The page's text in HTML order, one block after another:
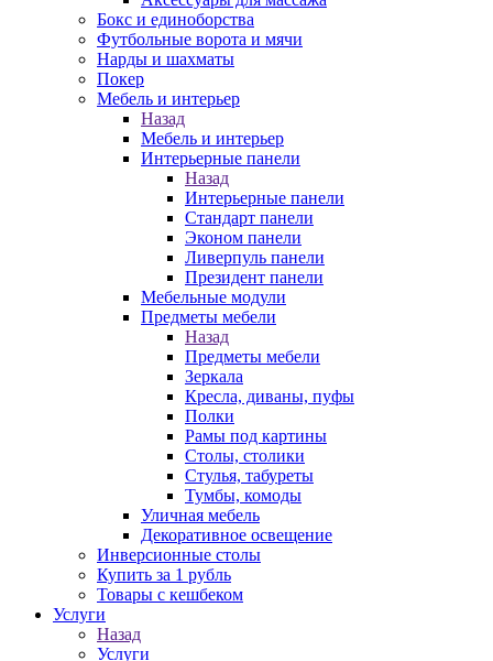
Бокс и единоборства
Футбольные ворота и мячи
Нарды и шахматы
Покер
Мебель и интерьер
Назад
Мебель и интерьер
Интерьерные панели
Назад
Интерьерные панели
Стандарт панели
Эконом панели
Ливерпуль панели
Президент панели
Мебельные модули
Предметы мебели
Назад
Предметы мебели
Зеркала
Кресла, диваны, пуфы
Полки
Рамы под картины
Столы, столики
Стулья, табуреты
Тумбы, комоды
Уличная мебель
Декоративное освещение
Инверсионные столы
Купить за 1 рубль
Товары с кешбеком
Услуги
Назад
Услуги